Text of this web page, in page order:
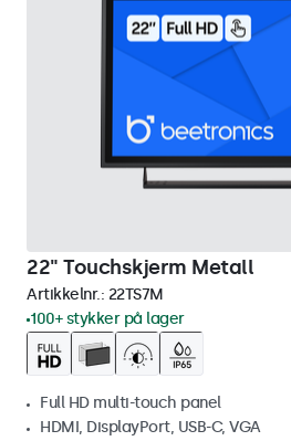
22" Touchskjerm Metall
Artikkelnr.: 22TS7M
100+ stykker på lager
Full HD multi-touch panel
HDMI, DisplayPort, USB-C, VGA